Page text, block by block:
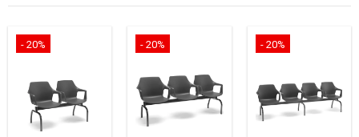
- 20% - 20% - 20%